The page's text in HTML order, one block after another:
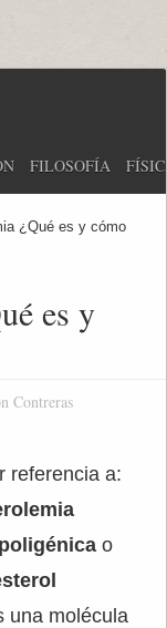
FILOSOFÍA
¿Qué es y cómo
es y
Contreras
referencia a:
o
una molécula